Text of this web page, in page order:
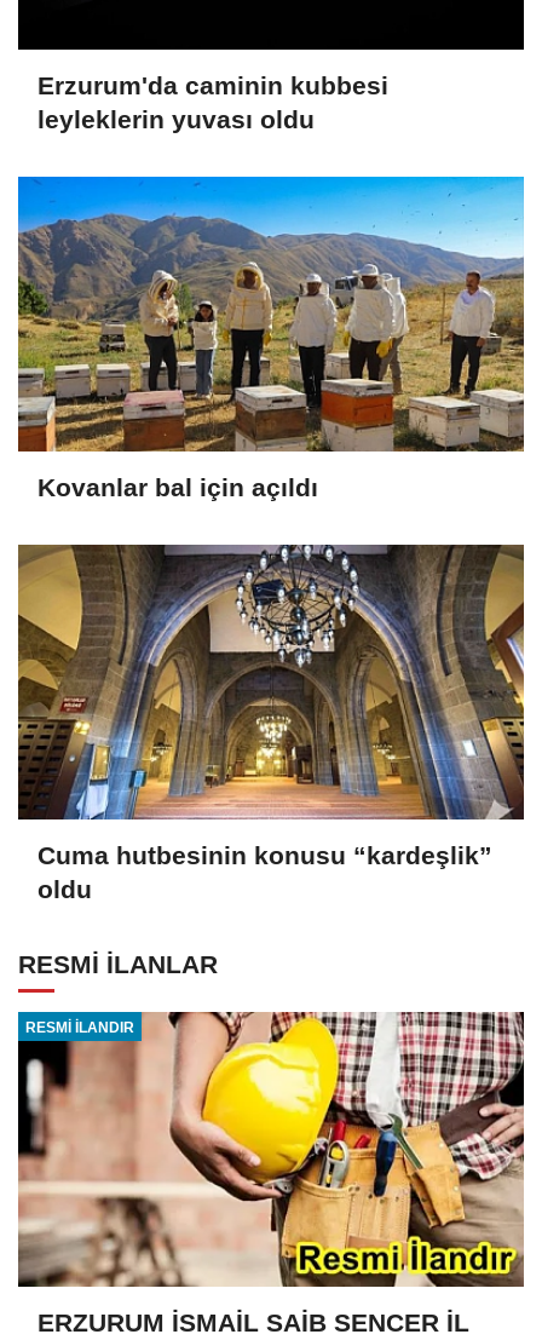
Erzurum'da caminin kubbesi
leyleklerin yuvası oldu
Kovanlar bal için açıldı
Cuma hutbesinin konusu “kardeşlik”
oldu
RESMİ İLANLAR
RESMİ İLANDIR
ERZURUM İSMAİL SAİB SENCER İL